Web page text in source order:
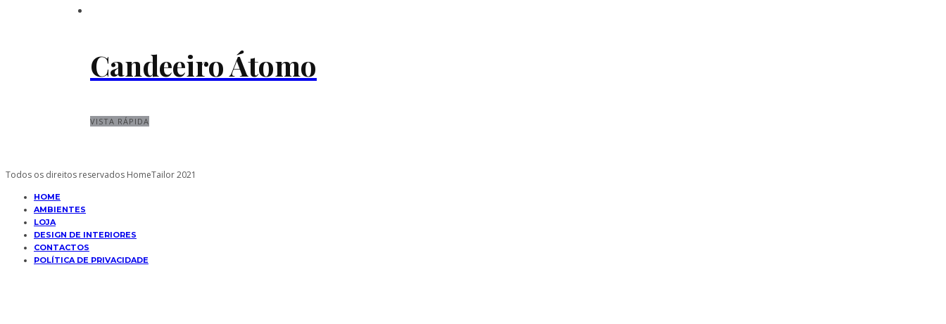
Candeeiro Átomo
VISTA RÁPIDA
Todos os direitos reservados HomeTailor 2021
HOME
AMBIENTES
LOJA
DESIGN DE INTERIORES
CONTACTOS
POLÍTICA DE PRIVACIDADE